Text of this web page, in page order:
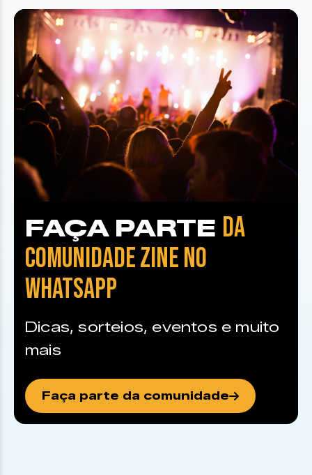
FAÇA PARTE DA
COMUNIDADE ZINE NO
WHATSAPP
Dicas, sorteios, eventos e muito
mais
Faça parte da comunidade